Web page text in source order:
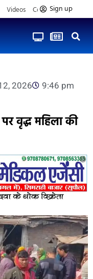
Videos Contact us
Sign up
2026
9:46 pm
वृद्ध महिला की